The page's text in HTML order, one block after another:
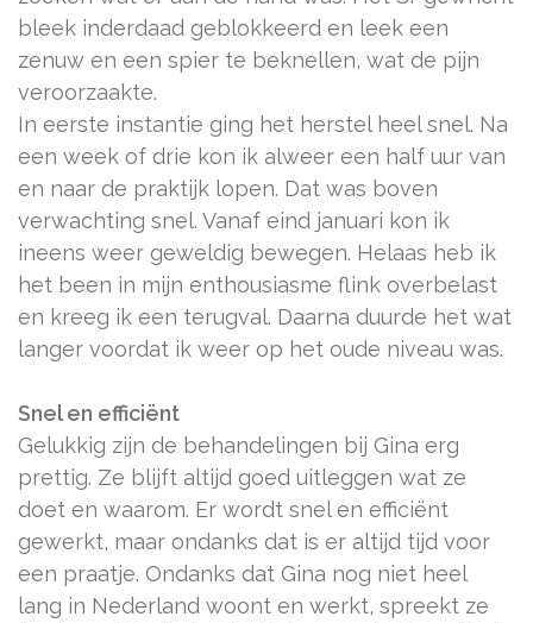
bleek inderdaad geblokkeerd en leek een
zenuw en een spier te beknellen, wat de pijn
veroorzaakte.
In eerste instantie ging het herstel heel snel. Na
een week of drie kon ik alweer een half uur van
en naar de praktijk lopen. Dat was boven
verwachting snel. Vanaf eind januari kon ik
ineens weer geweldig bewegen. Helaas heb ik
het been in mijn enthousiasme flink overbelast
en kreeg ik een terugval. Daarna duurde het wat
langer voordat ik weer op het oude niveau was.
Snel en efficiënt
Gelukkig zijn de behandelingen bij Gina erg
prettig. Ze blijft altijd goed uitleggen wat ze
doet en waarom. Er wordt snel en efficiënt
gewerkt, maar ondanks dat is er altijd tijd voor
een praatje. Ondanks dat Gina nog niet heel
lang in Nederland woont en werkt, spreekt ze